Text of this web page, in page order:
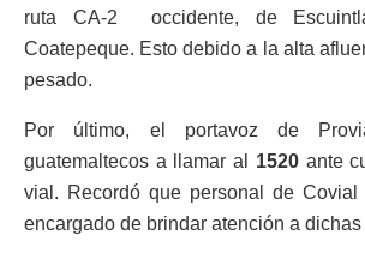
ruta CA-2 occidente, de
Coatepeque. Esto debido a la alta
pesado.
Por último, el portavoz de
guatemaltecos a llamar al 1520ante
vial. Recordó que personal de Covial
encargado de brindar atención a